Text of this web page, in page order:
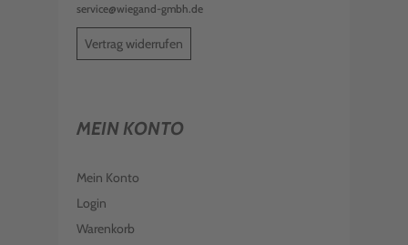
service@wiegand-gmbh.de
Vertrag widerrufen
MEIN KONTO
Mein Konto
Login
Warenkorb